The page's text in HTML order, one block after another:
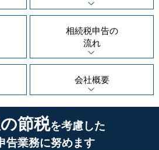
相続税申告の
流れ
会社概要
節税を考慮した
告業務に努めます